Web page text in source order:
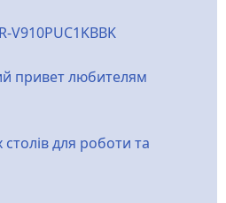
V910PUC1KBBK
привет любителям
для роботи та